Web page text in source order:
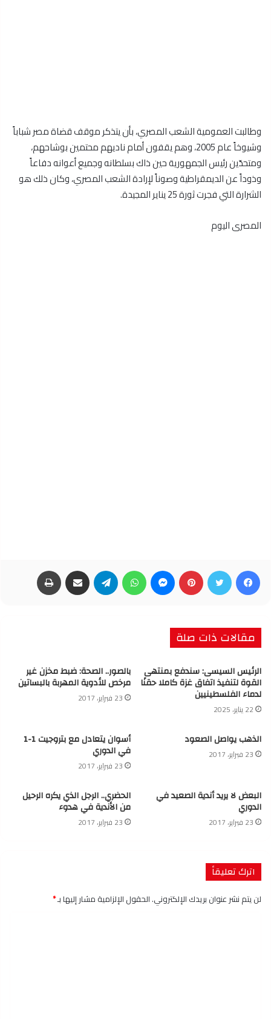
وطالبت العمومية الشعب المصري، بأن يتذكر موقف قضاة مصر شباباً
وشيوخاً عام 2005، وهم يقفون أمام ناديهم محتمين بوشاحهم،
ومتحدّين رئيس الجمهورية حين ذاك بسلطانه وجميع أعوانه دفاعاً
وذوداً عن الديمقراطية وصوناً لإرادة الشعب المصري، وكان ذلك هو
الشرارة التي فجرت ثورة 25 يناير المجيدة.
المصرى اليوم
فيسبوك تويتر بينتيريست ماسنجر واتساب تيلقرام مشاركة عبر البريد
مقالات ذات صلة
الرئيس السيسى: سندفع بمنتهى
القوة لتنفيذ اتفاق غزة كاملا حقنًا
لدماء الفلسطينيين
22 يناير، 2025
بالصور.. الصحة: ضبط مخزن غير
مرخص للأدوية المهربة بالبساتين
23 فبراير، 2017
الذهب يواصل الصعود
23 فبراير، 2017
أسوان يتعادل مع بتروجيت 1-1
في الدوري
23 فبراير، 2017
البعض لا يريد أندية الصعيد في
الدوري
23 فبراير، 2017
الحضري.. الرجل الذي يكره الرحيل
من الأندية في هدوء
23 فبراير، 2017
اترك تعليقاً
لن يتم نشر عنوان بريدك الإلكتروني.الحقول الإلزامية مشار إليها بـ*